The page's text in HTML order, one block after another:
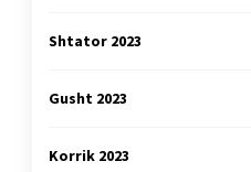
Shtator 2023
Gusht 2023
Korrik 2023